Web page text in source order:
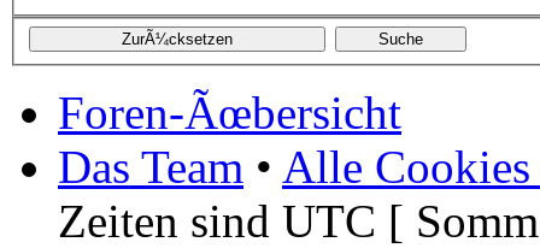
Foren-Ãœbersicht
Das Team • Alle Cookies
Zeiten sind UTC [